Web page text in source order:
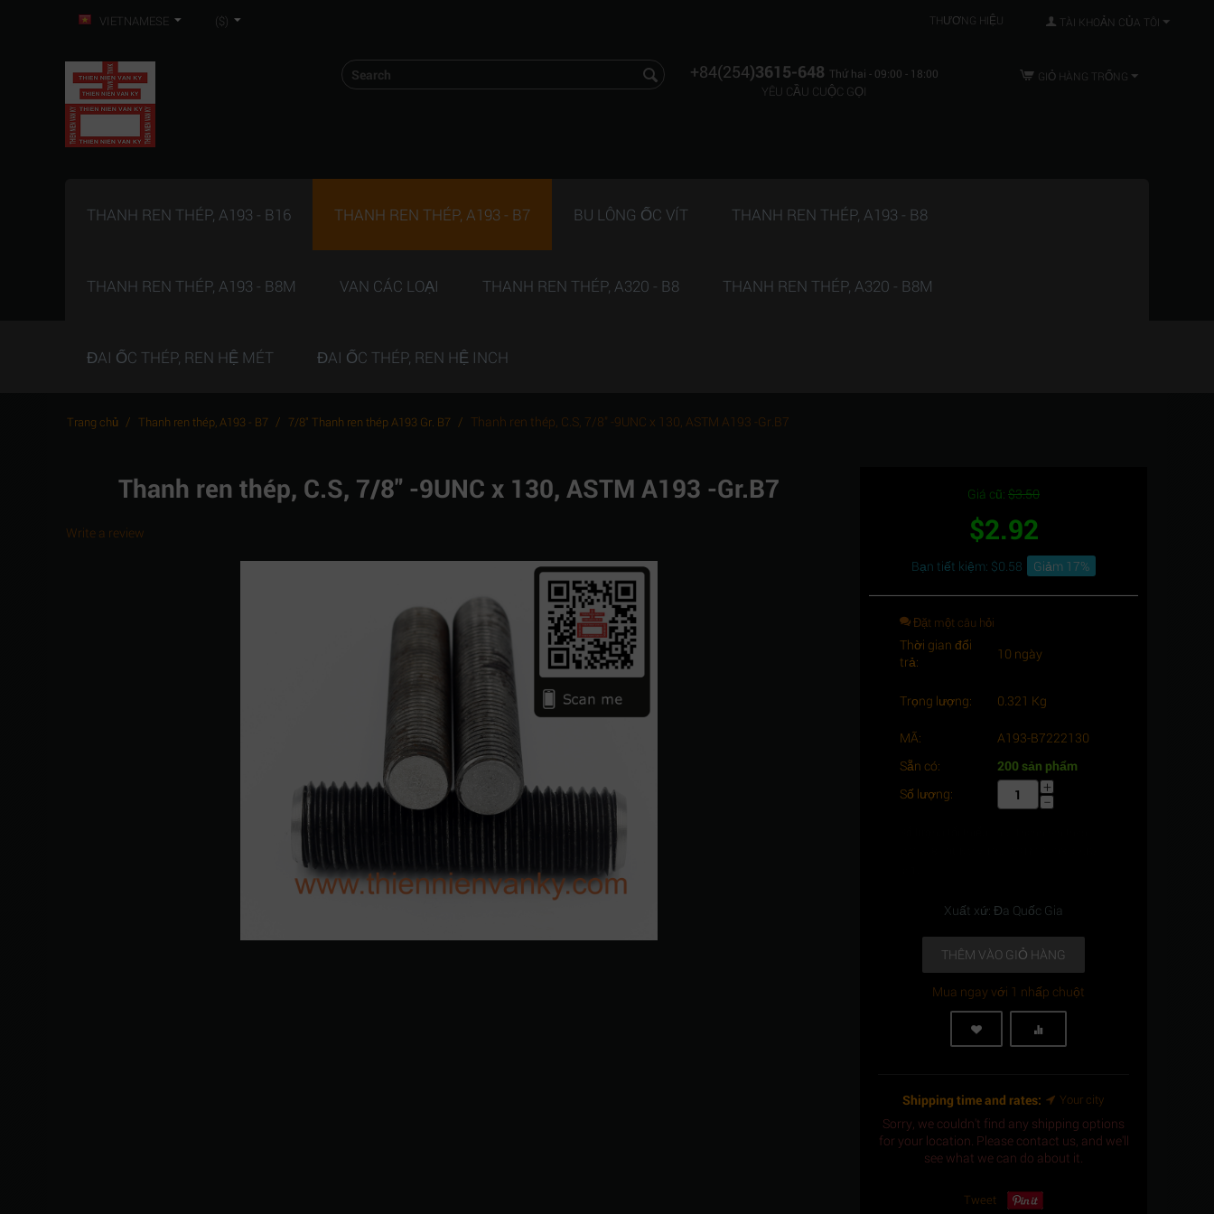
VIETNAMESE ($) THƯƠNG HIỆU TÀI KHOẢN CỦA TÔI
+84(254)3615-648 Thứ hai - 09:00 - 18:00
YÊU CẦU CUỘC GỌI
GIỎ HÀNG TRỐNG
THANH REN THÉP, A193 - B16 THANH REN THÉP, A193 - B7 BU LÔNG ỐC VÍT THANH REN THÉP, A193 - B8
THANH REN THÉP, A193 - B8M VAN CÁC LOẠI THANH REN THÉP, A320 - B8 THANH REN THÉP, A320 - B8M
ĐAI ỐC THÉP, REN HỆ MÉT ĐAI ỐC THÉP, REN HỆ INCH
Trang chủ / Thanh ren thép, A193 - B7 / 7/8" Thanh ren thép A193 Gr. B7 / Thanh ren thép, C.S, 7/8" -9UNC x 130, ASTM A193 -Gr.B7
Thanh ren thép, C.S, 7/8" -9UNC x 130, ASTM A193 -Gr.B7
Write a review
Giá cũ: $3.50
$2.92
Bạn tiết kiệm: $0.58 Giảm 17%
Đặt một câu hỏi
Thời gian đổi
trả:
10 ngày
Trọng lượng: 0.321 Kg
MÃ:
A193-B7222130
Sẵn có:
200 sản phẩm
Số lượng:
+
−
Xuất xứ: Đa Quốc Gia
THÊM VÀO GIỎ HÀNG
Mua ngay với 1 nhấp chuột
Shipping time and rates: Your city
Sorry, we couldn't find any shipping options
for your location. Please contact us, and we'll
see what we can do about it.
Tweet